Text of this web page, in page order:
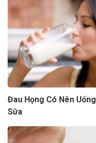
Đau Họng Có Nên Uống
Sữa